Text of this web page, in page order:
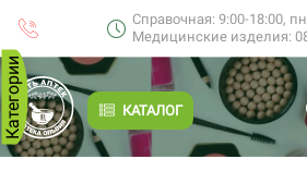
Справочная: 9:00-18:00,
Медицинские изделия:
КАТАЛОГ
Категории